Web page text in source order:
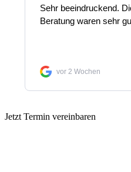
Jetzt Termin vereinbaren